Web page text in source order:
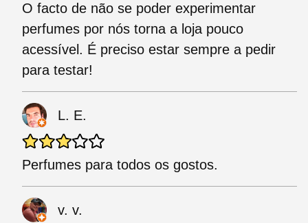
O facto de não se poder experimentar
perfumes por nós torna a loja pouco
acessível. É preciso estar sempre a pedir
para testar!
L. E.
Perfumes para todos os gostos.
v. v.